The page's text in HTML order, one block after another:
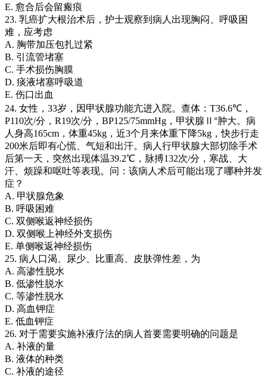
E. 愈合后会留瘢痕
23. 乳癌扩大根治术后，护士观察到病人出现胸闷、呼吸困
难，应考虑
A. 胸带加压包扎过紧
B. 引流管堵塞
C. 手术损伤胸膜
D. 痰液堵塞呼吸道
E. 伤口出血
24. 女性，33岁，因甲状腺功能亢进入院。查体：T36.6℃，
P110次/分，R19次/分，BP125/75mmHg，甲状腺Ⅱ°肿大。病
人身高165cm，体重45kg，近3个月来体重下降5kg，快步行走
200米后即有心慌、气短和出汗。病人行甲状腺大部切除手术
后第一天，突然出现体温39.2℃，脉搏132次/分，寒战、大
汗、烦躁和呕吐等表现。问：该病人术后可能出现了哪种并发
症？
A. 甲状腺危象
B. 呼吸困难
C. 双侧喉返神经损伤
D. 双侧喉上神经外支损伤
E. 单侧喉返神经损伤
25. 病人口渴、尿少、比重高、皮肤弹性差，为
A. 高渗性脱水
B. 低渗性脱水
C. 等渗性脱水
D. 高血钾症
E. 低血钾症
26. 对于需要实施补液疗法的病人首要需要明确的问题是
A. 补液的量
B. 液体的种类
C. 补液的途径